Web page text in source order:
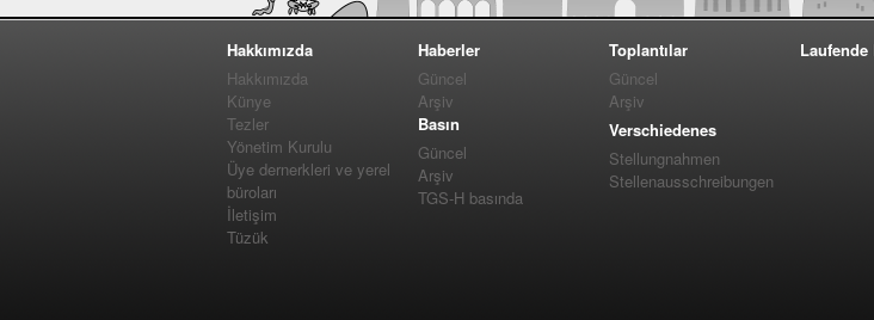
Hakkımızda
Hakkımızda
Künye
Tezler
Yönetim Kurulu
Üye dernerkleri ve yerel
büroları
İletişim
Tüzük
Haberler
Güncel
Arşiv
Basın
Güncel
Arşiv
TGS-H basında
Toplantılar
Güncel
Arşiv
Verschiedenes
Stellungnahmen
Stellenausschreibungen
Laufende